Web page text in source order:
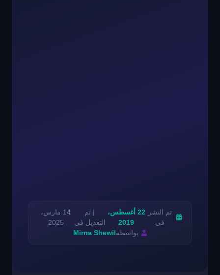
تم النشر
في
22 أغسطس،
2019
| تم
التعديل في
14 مارس،
2025
بواسطة Mirna Shewil